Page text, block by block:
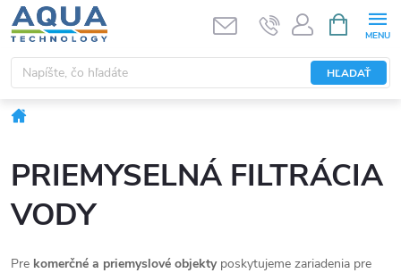
Prejsť
na
obsah
HĽADAŤ
KOŠÍK
PRIEMYSELNÁ FILTRÁCIA
VODY
Pre komerčné a priemyslové objektyposkytujeme zariadenia pre